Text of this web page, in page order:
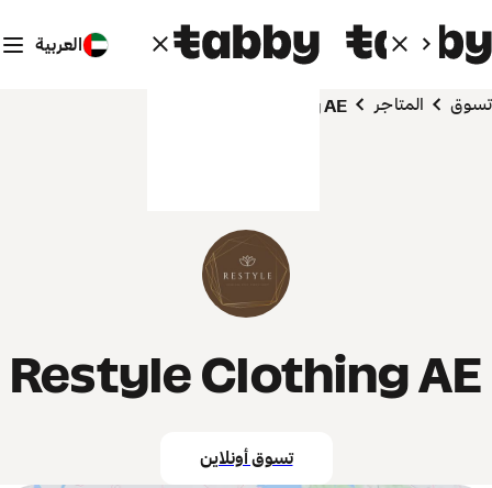
العربية
تسوق المتاجر Restyle Clothing AE
Restyle Clothing AE
تسوق أونلاين